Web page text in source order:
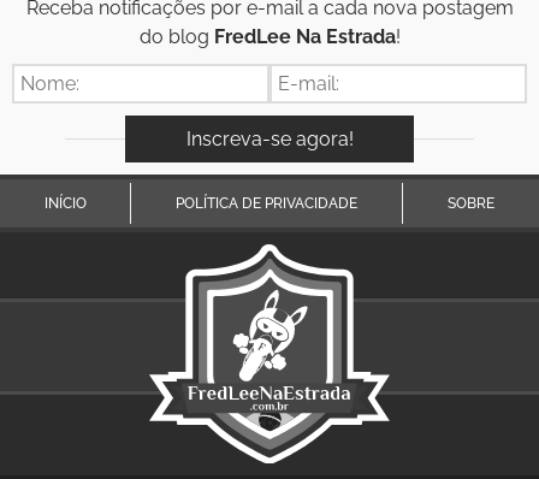
Receba notificações por e-mail a cada nova postagem
do blog FredLee Na Estrada!
INÍCIO POLÍTICA DE PRIVACIDADE SOBRE